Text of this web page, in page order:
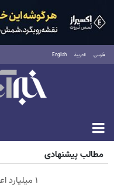
فارسی العربية English
جمعه ۱۶ مرداد ۱۴۰۵
مطالب پیشنهادی
۱ میلیارد اعتبار خرید طلا | بدون ضامن و چک